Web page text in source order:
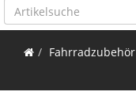
Fahrradzubehör